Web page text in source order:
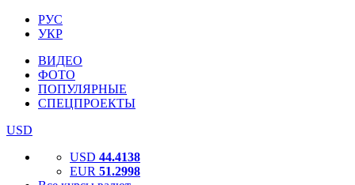
РУС
УКР
ВИДЕО
ФОТО
ПОПУЛЯРНЫЕ
СПЕЦПРОЕКТЫ
USD
USD 44.4138
EUR 51.2998